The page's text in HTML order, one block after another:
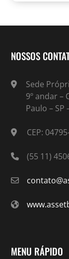
NOSSOS
Sede
9º andar –
Paulo –
CEP:
(55 11)
MENU RÁPIDO